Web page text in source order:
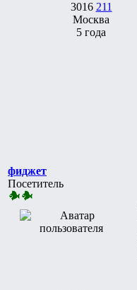
3016 211
Москва
5 года
фиджет
Посетитель